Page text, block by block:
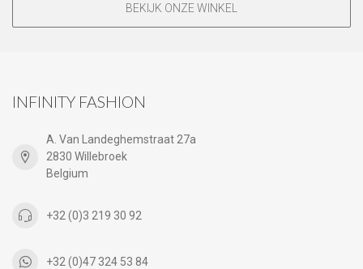
BEKIJK ONZE WINKEL
INFINITY FASHION
A. Van Landeghemstraat 27a
2830 Willebroek
Belgium
+32 (0)3 219 30 92
+32 (0)47 324 53 84